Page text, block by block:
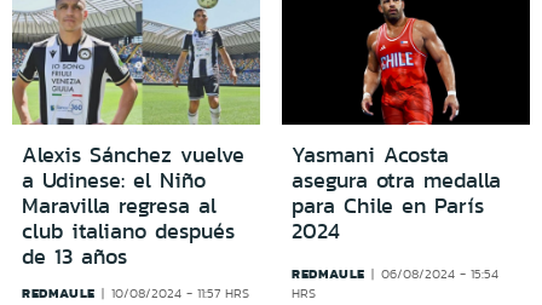
Alexis Sánchez vuelve
a Udinese: el Niño
Maravilla regresa al
club italiano después
de 13 años
REDMAULE 10/08/2024 - 11:57 HRS
Yasmani Acosta
asegura otra medalla
para Chile en París
2024
REDMAULE
06/08/2024 - 15:54
HRS